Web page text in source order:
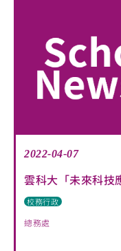
2022-04-07
雲科大「未來科技
校務行政
總務處